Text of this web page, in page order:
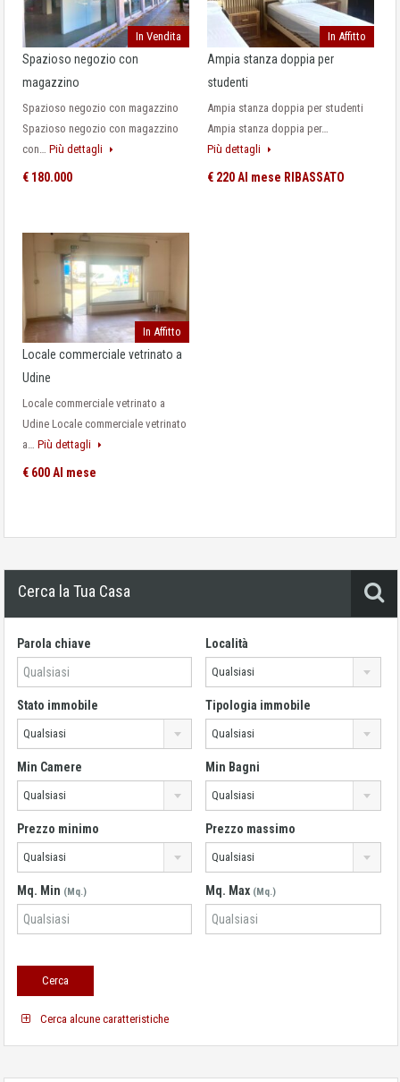
In Vendita
Spazioso negozio con
magazzino
Spazioso negozio con magazzino
Spazioso negozio con magazzino
con… Più dettagli
€ 180.000
In Affitto
Ampia stanza doppia per
studenti
Ampia stanza doppia per studenti
Ampia stanza doppia per…
Più dettagli
€ 220 Al mese RIBASSATO
In Affitto
Locale commerciale vetrinato a
Udine
Locale commerciale vetrinato a
Udine Locale commerciale vetrinato
a… Più dettagli
€ 600 Al mese
Cerca la Tua Casa
Parola chiave Località
Qualsiasi
Stato immobile
Qualsiasi
Tipologia immobile
Qualsiasi
Min Camere
Qualsiasi
Min Bagni
Qualsiasi
Prezzo minimo
Qualsiasi
Prezzo massimo
Qualsiasi
Mq. Min (Mq.) Mq. Max (Mq.)
Cerca alcune caratteristiche